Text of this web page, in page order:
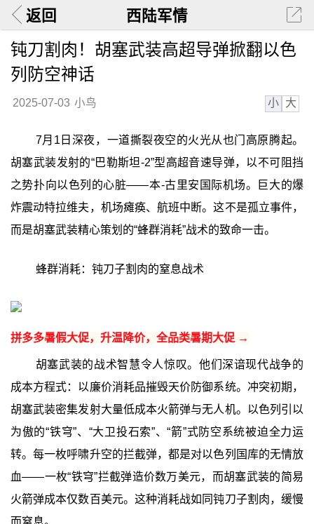
返回 西陆军情
钝刀割肉！胡塞武装高超导弹掀翻以色
列防空神话
2025-07-03 小鸟 小 大
7月1日深夜，一道撕裂夜空的火光从也门高原腾起。
胡塞武装发射的“巴勒斯坦-2”型高超音速导弹，以不可阻挡
之势扑向以色列的心脏——本-古里安国际机场。巨大的爆
炸震动特拉维夫，机场瘫痪、航班中断。这不是孤立事件，
而是胡塞武装精心策划的“蜂群消耗”战术的致命一击。
蜂群消耗：钝刀子割肉的窒息战术
拼多多暑假大促，升温降价，全品类暑期大促 →
胡塞武装的战术智慧令人惊叹。他们深谙现代战争的
成本方程式：以廉价消耗品摧毁天价防御系统。冲突初期，
胡塞武装密集发射大量低成本火箭弹与无人机。以色列引以
为傲的“铁穹”、“大卫投石索”、“箭”式防空系统被迫全力运
转。每一枚呼啸升空的拦截弹，都是对以色列国库的无情放
血——一枚“铁穹”拦截弹造价数万美元，而胡塞武装的简易
火箭弹成本仅数百美元。这种消耗战如同钝刀子割肉，缓慢
而窒息。